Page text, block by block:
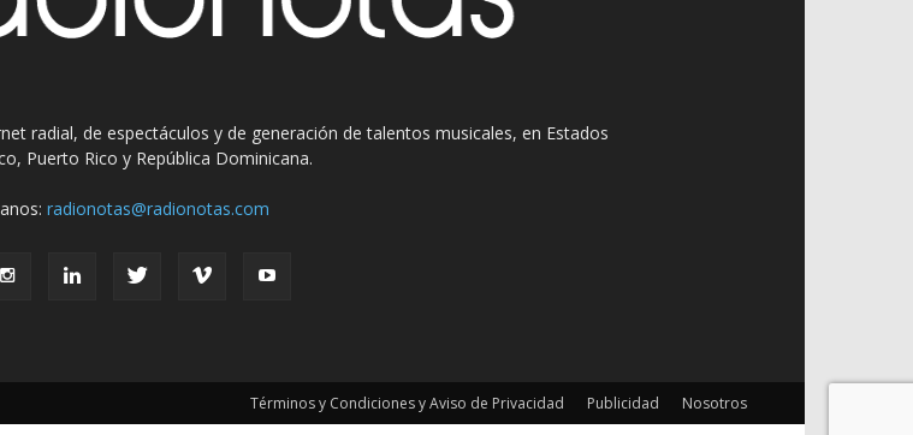
radial, de espectáculos y de generación de talentos musicales, en Estados
Puerto Rico y República Dominicana.
radionotas@radionotas.com
Términos y Condiciones y Aviso de Privacidad Publicidad Nosotros